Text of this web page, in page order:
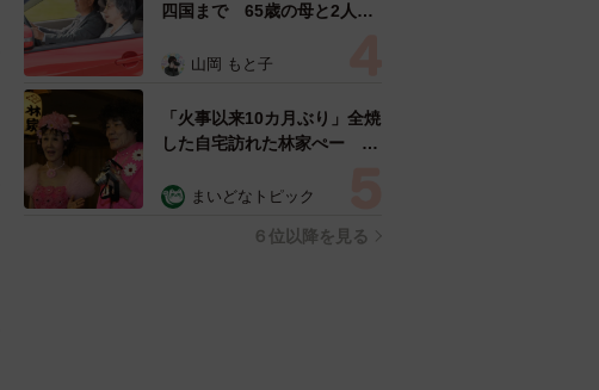
四国まで 65歳の母と2人で
憩まで分刻み… 「大学生で
山岡 もと子
「火事以来10カ月ぶり」全焼
した自宅訪れた林家ぺー 内
ン状態の部屋に呆然
まいどなトピック
６位以降を見る